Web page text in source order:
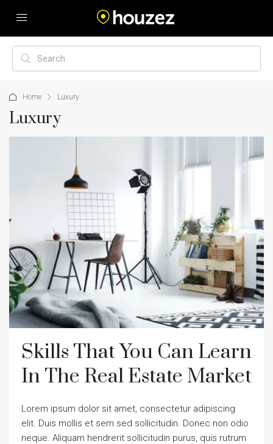
Home Luxury
Luxury
Skills That You Can Learn
In The Real Estate Market
Lorem ipsum dolor sit amet, consectetur adipiscing
elit. Duis mollis et sem sed sollicitudin. Donec non odio
neque. Aliquam hendrerit sollicitudin purus, quis rutrum